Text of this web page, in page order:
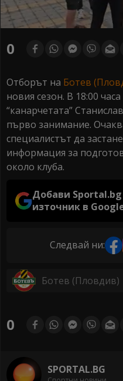
of0
Отборът на Ботев
новия сезон. В 18:00
“канарчетата”
първо занимание.
специалистът да
информация за
около клуба.
Добави
източник в
Следвай ни:
Ботев (Пловдив)
0
SPORTAL.BG